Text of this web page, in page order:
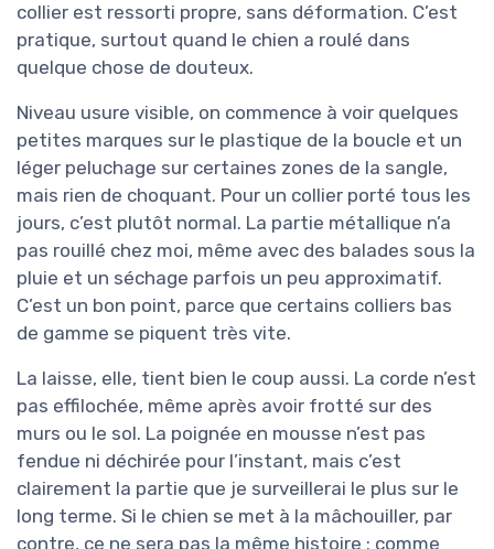
collier est ressorti propre, sans déformation. C’est
pratique, surtout quand le chien a roulé dans
quelque chose de douteux.
Niveau usure visible, on commence à voir quelques
petites marques sur le plastique de la boucle et un
léger peluchage sur certaines zones de la sangle,
mais rien de choquant. Pour un collier porté tous les
jours, c’est plutôt normal. La partie métallique n’a
pas rouillé chez moi, même avec des balades sous la
pluie et un séchage parfois un peu approximatif.
C’est un bon point, parce que certains colliers bas
de gamme se piquent très vite.
La laisse, elle, tient bien le coup aussi. La corde n’est
pas effilochée, même après avoir frotté sur des
murs ou le sol. La poignée en mousse n’est pas
fendue ni déchirée pour l’instant, mais c’est
clairement la partie que je surveillerai le plus sur le
long terme. Si le chien se met à la mâchouiller, par
contre, ce ne sera pas la même histoire : comme